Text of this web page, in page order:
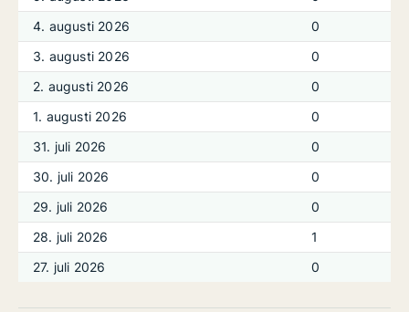
4. augusti 2026
0
3. augusti 2026
0
2. augusti 2026
0
1. augusti 2026
0
31. juli 2026
0
30. juli 2026
0
29. juli 2026
0
28. juli 2026
1
27. juli 2026
0